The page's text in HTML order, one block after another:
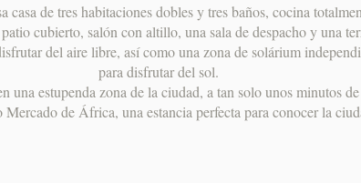
casa de tres habitaciones dobles y tres baños, cocina
cubierto, salón con altillo, una sala de despacho y una
del aire libre, así como una zona de solárium
para disfrutar del sol.
una estupenda zona de la ciudad, a tan solo unos minutos
Mercado de África, una estancia perfecta para conocer la